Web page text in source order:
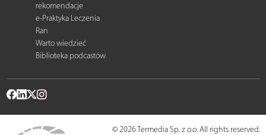
rekomendacje
e-Praktyka Leczenia
Ran
Warto wiedzieć
Biblioteka podcastów
© 2026 Termedia Sp. z o.o. All rights reserved.